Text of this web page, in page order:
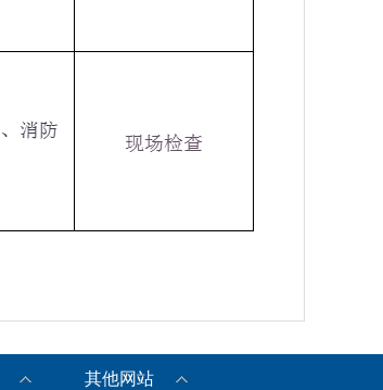
其他网站